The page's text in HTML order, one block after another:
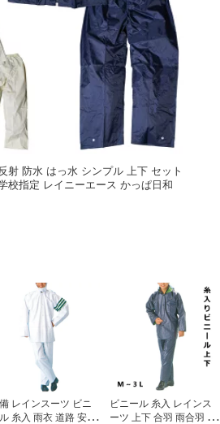
射 防水 はっ水 シンプル 上下 セット
校指定 レイニーエース かっぱ日和
レインスーツ ビニ
糸入 雨衣 道路 安全
ビニール 糸入 レインス
ーツ 上下 合羽 雨合羽 土